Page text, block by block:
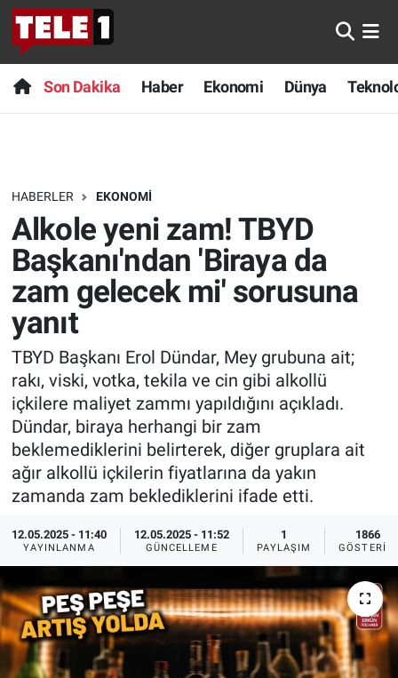
Son Dakika Haber Ekonomi Dünya
HABERLER EKONOMI
Alkole yeni zam! TBYD
Başkanı'ndan 'Biraya da
zam gelecek mi' sorusuna
yanıt
TBYD Başkanı Erol Dündar, Mey grubuna ait;
rakı, viski, votka, tekila ve cin gibi alkollü
içkilere maliyet zammı yapıldığını açıkladı.
Dündar, biraya herhangi bir zam
beklemediklerini belirterek, diğer gruplara ait
ağır alkollü içkilerin fiyatlarına da yakın
zamanda zam beklediklerini ifade etti.
12.05.2025 - 11:40
YAYINLANMA
12.05.2025 - 11:52
GÜNCELLEME
1
PAYLAŞIM
1866
GÖSTERIM
Anında Manşet
Başka Sohbetler
Bilim turu
Bilim ve Teknoloji Evreni
Doğa Konuşuyor
Dünya
Ege Saati
Ege'den Esintiler
Eğitim
Ekonomi
Forum
Gerçeğin İzinde
Son Dakika
Haber
Dünya
Teknoloji
Sağlık
Spor
Yayın Akışı
İletişim
Nöbetçi Eczaneler
Hava Durumu
Trafik Durumu
Süper Lig Puan Durumu ve Fikstür
Tüm Manşetler
Son Dakika Haberleri
Haber Arşivi